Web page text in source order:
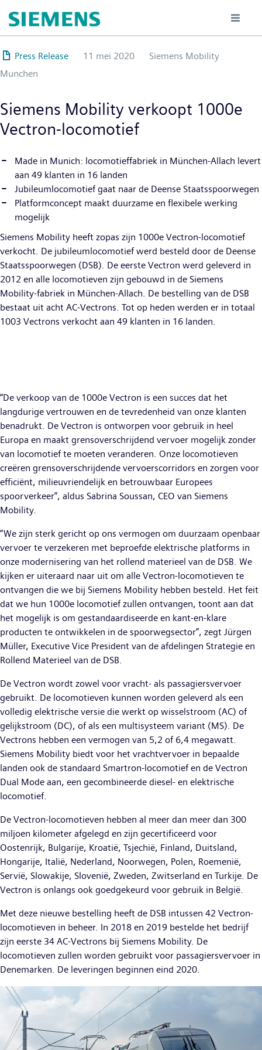
en
naar
de
inhoud
gaan
Press Release 11 mei 2020
Siemens Mobility
Munchen
Siemens Mobility verkoopt 1000e
Vectron-locomotief
Made in Munich: locomotieffabriek in München-Allach levert
aan 49 klanten in 16 landen
Jubileumlocomotief gaat naar de Deense Staatsspoorwegen
Platformconcept maakt duurzame en flexibele werking
mogelijk
Siemens Mobility heeft zopas zijn 1000e Vectron-locomotief
verkocht. De jubileumlocomotief werd besteld door de Deense
Staatsspoorwegen (DSB). De eerste Vectron werd geleverd in
2012 en alle locomotieven zijn gebouwd in de Siemens
Mobility-fabriek in München-Allach. De bestelling van de DSB
bestaat uit acht AC-Vectrons. Tot op heden werden er in totaal
1003 Vectrons verkocht aan 49 klanten in 16 landen.
“De verkoop van de 1000e Vectron is een succes dat het
langdurige vertrouwen en de tevredenheid van onze klanten
benadrukt. De Vectron is ontworpen voor gebruik in heel
Europa en maakt grensoverschrijdend vervoer mogelijk zonder
van locomotief te moeten veranderen. Onze locomotieven
creëren grensoverschrijdende vervoerscorridors en zorgen voor
efficiënt, milieuvriendelijk en betrouwbaar Europees
spoorverkeer”, aldus Sabrina Soussan, CEO van Siemens
Mobility.
“We zijn sterk gericht op ons vermogen om duurzaam openbaar
vervoer te verzekeren met beproefde elektrische platforms in
onze modernisering van het rollend materieel van de DSB. We
kijken er uiteraard naar uit om alle Vectron-locomotieven te
ontvangen die we bij Siemens Mobility hebben besteld. Het feit
dat we hun 1000e locomotief zullen ontvangen, toont aan dat
het mogelijk is om gestandaardiseerde en kant-en-klare
producten te ontwikkelen in de spoorwegsector”, zegt Jürgen
Müller, Executive Vice President van de afdelingen Strategie en
Rollend Materieel van de DSB.
De Vectron wordt zowel voor vracht- als passagiersvervoer
gebruikt. De locomotieven kunnen worden geleverd als een
volledig elektrische versie die werkt op wisselstroom (AC) of
gelijkstroom (DC), of als een multisysteem variant (MS). De
Vectrons hebben een vermogen van 5,2 of 6,4 megawatt.
Siemens Mobility biedt voor het vrachtvervoer in bepaalde
landen ook de standaard Smartron-locomotief en de Vectron
Dual Mode aan, een gecombineerde diesel- en elektrische
locomotief.
De Vectron-locomotieven hebben al meer dan meer dan 300
miljoen kilometer afgelegd en zijn gecertificeerd voor
Oostenrijk, Bulgarije, Kroatië, Tsjechië, Finland, Duitsland,
Hongarije, Italië, Nederland, Noorwegen, Polen, Roemenië,
Servië, Slowakije, Slovenië, Zweden, Zwitserland en Turkije. De
Vectron is onlangs ook goedgekeurd voor gebruik in België.
Met deze nieuwe bestelling heeft de DSB intussen 42 Vectron-
locomotieven in beheer. In 2018 en 2019 bestelde het bedrijf
zijn eerste 34 AC-Vectrons bij Siemens Mobility. De
locomotieven zullen worden gebruikt voor passagiersvervoer in
Denemarken. De leveringen beginnen eind 2020.